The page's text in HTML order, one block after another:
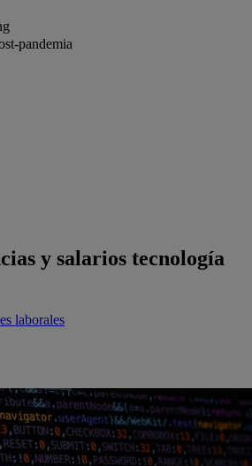
pandemia
y salarios tecnología
laborales